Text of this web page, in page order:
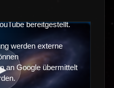
bereitgestellt.
werden externe
an Google übermittelt